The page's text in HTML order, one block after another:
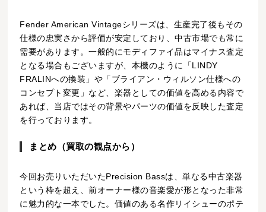
Fender American Vintageシリーズは、生産完了後もその
仕様の忠実さから評価が安定しており、中古市場でも常に
需要があります。一般的にモディファイ品はマイナス査定
となる場合もございますが、本機のように「LINDY
FRALINへの換装」や「ブライアン・ウィルソン仕様への
コンセプト変更」など、楽器としての価値を高める内容で
あれば、当店ではその背景やパーツの価値を反映した査定
を行っております。
まとめ（買取の観点から）
今回お売りいただいたPrecision Bassは、単なる中古楽器
という枠を超え、前オーナー様の音楽愛が形となった非常
に魅力的な一本でした。価値のある名作リイシューのポテ